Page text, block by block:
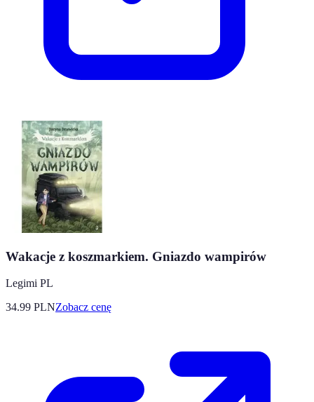
Wakacje z koszmarkiem. Gniazdo wampirów
Legimi PL
34.99 PLNZobacz cenę